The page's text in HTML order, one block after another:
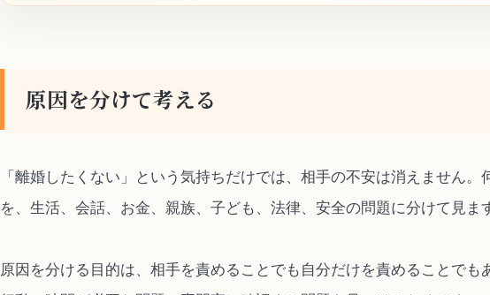
原因を分けて考える
「離婚したくない」という気持ちだけでは、相手の不安は消えません。
を、生活、会話、お金、親族、子ども、法律、安全の問題に分けて見ま
原因を分ける目的は、相手を責めることでも自分だけを責めることでも